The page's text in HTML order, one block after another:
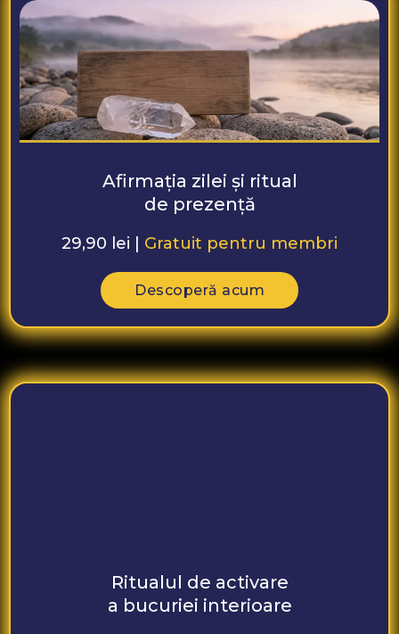
Afirmația zilei și ritual
de prezență
29,90 lei | Gratuit pentru membri
Descoperă acum
Ritualul de activare
a bucuriei interioare